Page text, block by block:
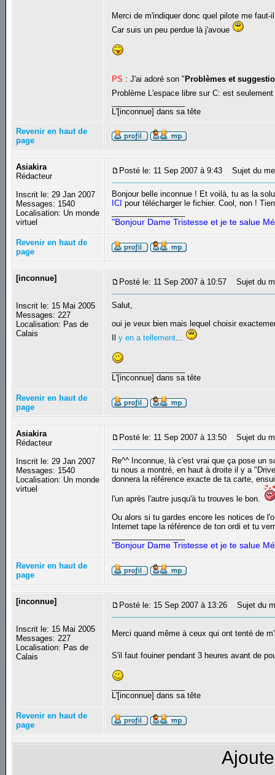
Merci de m'indiquer donc quel pilote me
Car suis un peu perdue là j'avoue
PS : J'ai adoré son "Problèmes et
Problème L'espace libre sur C: est
L'[inconnue] dans sa tête
Revenir en haut de
page
Asiakira
Rédacteur
Inscrit le: 29 Jan 2007
Messages: 1540
Localisation: Un monde
virtuel
Posté le: 11 Sep 2007 à 9:43 Sujet du
Bonjour belle inconnue ! Et voilà, tu as la
ICI pour télécharger le fichier. Cool, non !
"Bonjour Dame Tristesse et je te salue
Revenir en haut de
page
[inconnue]
Inscrit le: 15 Mai 2005
Messages: 227
Localisation: Pas de
Calais
Posté le: 11 Sep 2007 à 10:57 Sujet du
Salut,
oui je veux bien mais lequel choisir
Ily en a tellement...
L'[inconnue] dans sa tête
Revenir en haut de
page
Asiakira
Rédacteur
Inscrit le: 29 Jan 2007
Messages: 1540
Localisation: Un monde
virtuel
Posté le: 11 Sep 2007 à 13:50 Sujet du
Re^^ Inconnue, là c'est vrai que ça pose un
tu nous a montré, en haut à droite il y a
donnera la référence exacte de ta carte,
l'un après l'autre jusqu'à tu trouves le bon.
Ou alors si tu gardes encore les notices de
Internet tape la référence de ton ordi et tu
"Bonjour Dame Tristesse et je te salue
Revenir en haut de
page
[inconnue]
Inscrit le: 15 Mai 2005
Messages: 227
Localisation: Pas de
Calais
Posté le: 15 Sep 2007 à 13:26 Sujet du
Merci quand même à ceux qui ont tenté de
S'il faut fouiner pendant 3 heures avant de
L'[inconnue] dans sa tête
Revenir en haut de
page